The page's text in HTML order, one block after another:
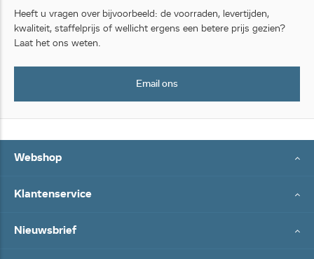
Heeft u vragen over bijvoorbeeld: de voorraden, levertijden,
kwaliteit, staffelprijs of wellicht ergens een betere prijs gezien?
Laat het ons weten.
Email ons
Webshop
Klantenservice
Nieuwsbrief